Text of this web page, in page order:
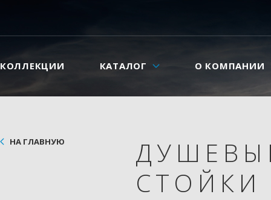
КОЛЛЕКЦИИ КАТАЛОГ О КОМПАНИИ
НА ГЛАВНУЮ